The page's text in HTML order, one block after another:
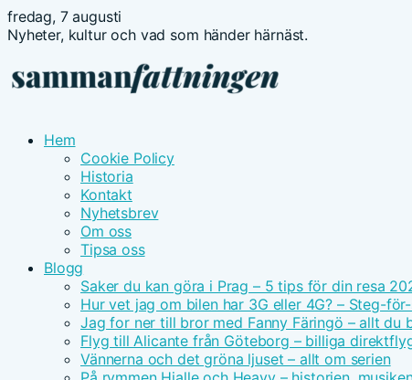
fredag, 7 augusti
Nyheter, kultur och vad som händer härnäst.
Hem
Cookie Policy
Historia
Kontakt
Nyhetsbrev
Om oss
Tipsa oss
Blogg
Saker du kan göra i Prag – 5 tips för din resa
Hur vet jag om bilen har 3G eller 4G? – Steg-
Jag for ner till bror med Fanny Färingö – allt du
Flyg till Alicante från Göteborg – billiga
Vännerna och det gröna ljuset – allt om serien